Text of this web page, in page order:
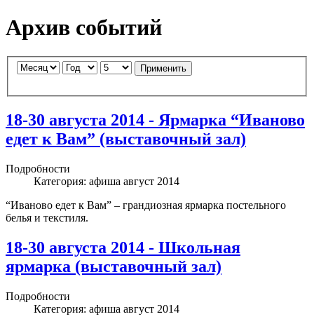
Архив событий
Применить
18-30 августа 2014 - Ярмарка “Иваново
едет к Вам” (выставочный зал)
Подробности
Категория: афиша август 2014
“Иваново едет к Вам” – грандиозная ярмарка постельного
белья и текстиля.
18-30 августа 2014 - Школьная
ярмарка (выставочный зал)
Подробности
Категория: афиша август 2014